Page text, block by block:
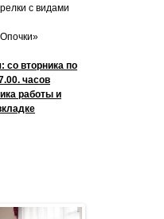
с видами
со вторника по
часов
работы и